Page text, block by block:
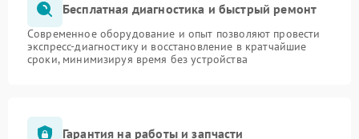
Бесплатная диагностика и быстрый ремонт
Современное оборудование и опыт позволяют провести
экспресс-диагностику и восстановление в кратчайшие
сроки, минимизируя время без устройства
Гарантия на работы и запчасти